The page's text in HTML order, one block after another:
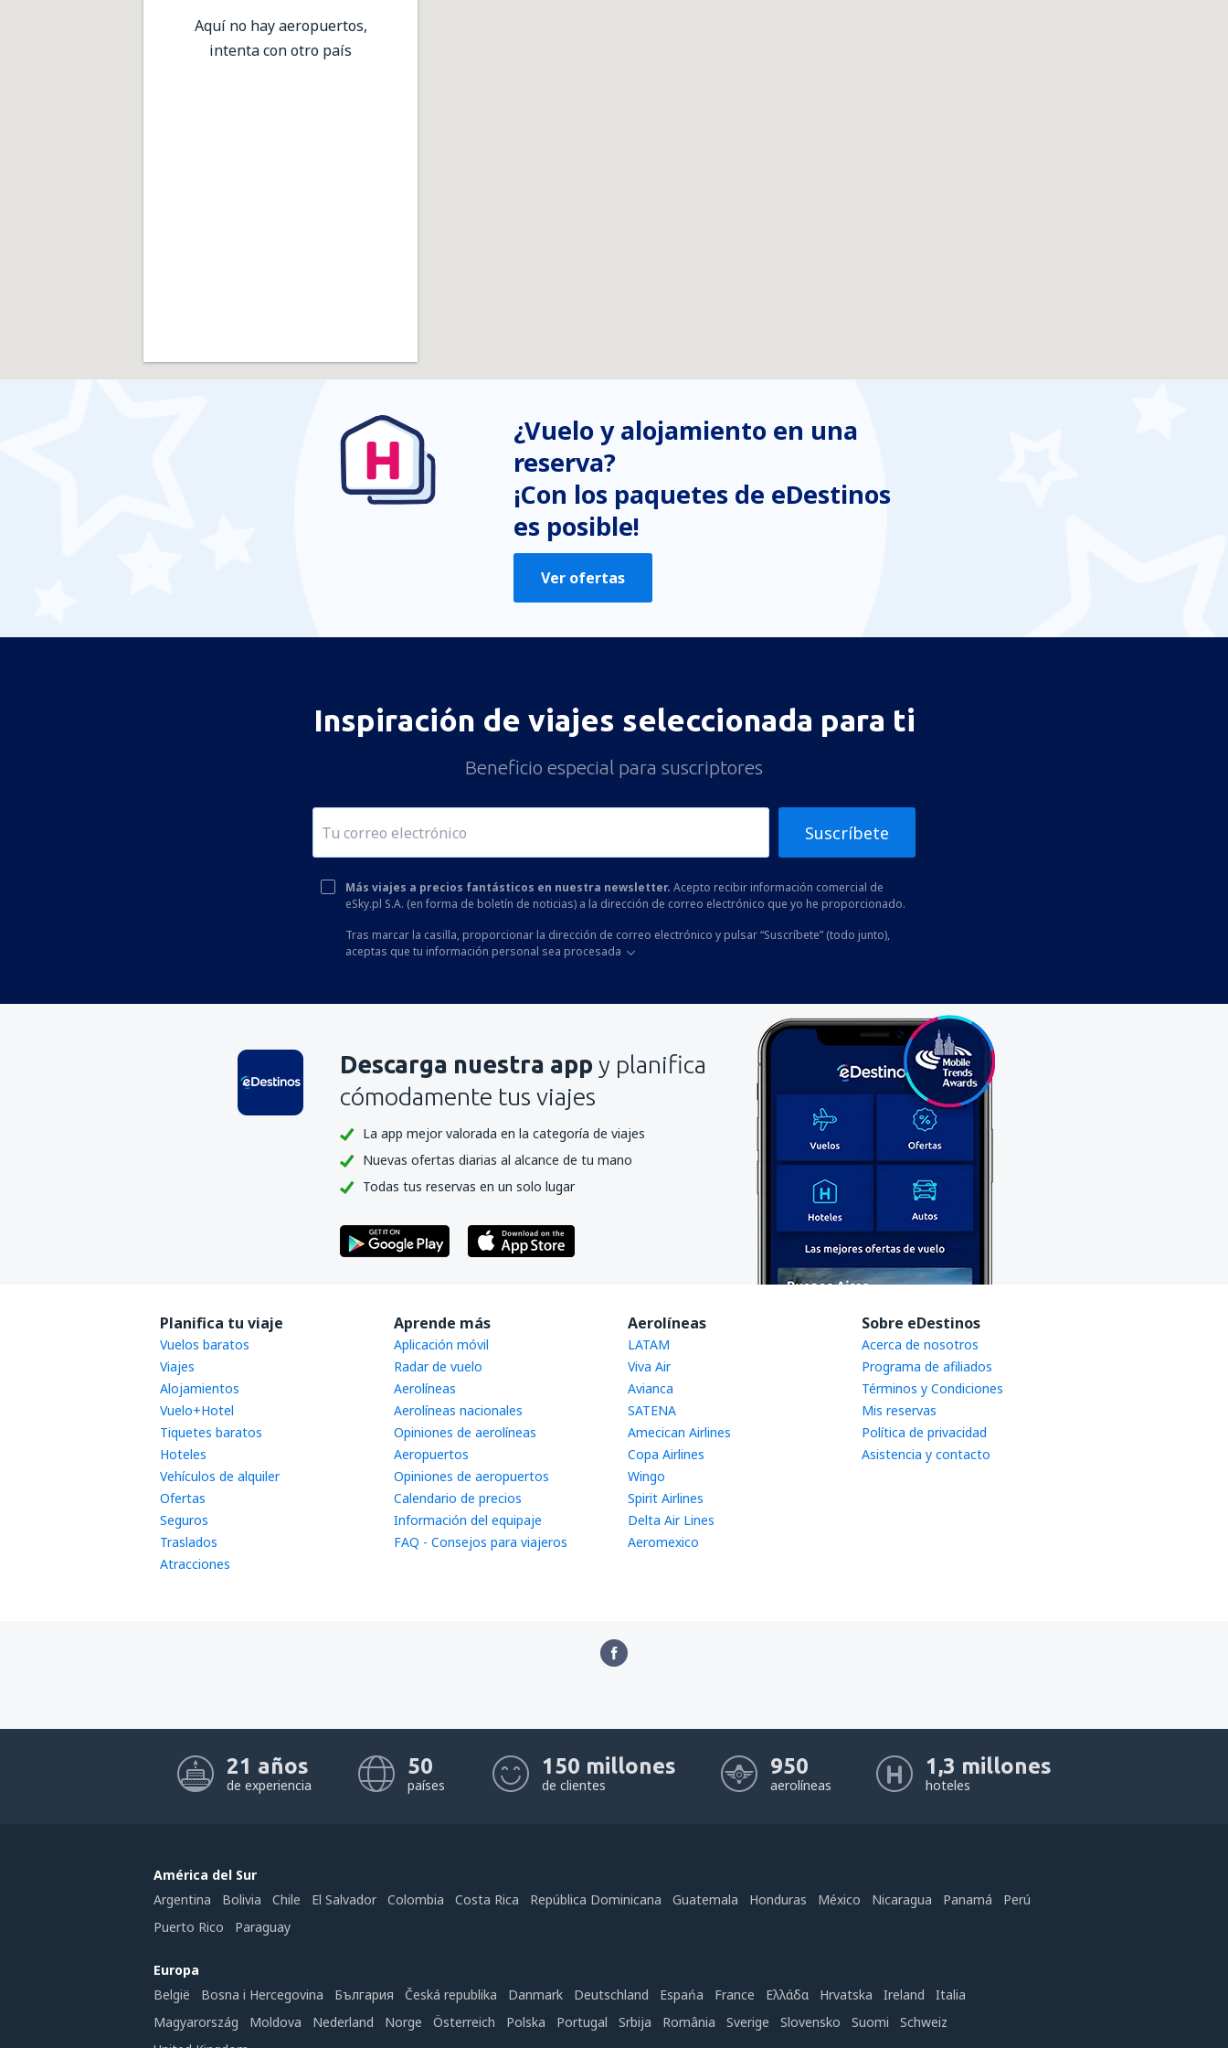
Aquí no hay aeropuertos,
intenta con otro país
¿Vuelo y alojamiento en una
reserva?
¡Con los paquetes de eDestinos
es posible!
Ver ofertas
Inspiración de viajes seleccionada para ti
Beneficio especial para suscriptores
Suscríbete
Más viajes a precios fantásticos en nuestra newsletter. Acepto recibir información comercial de
eSky.pl S.A. (en forma de boletín de noticias) a la dirección de correo electrónico que yo he proporcionado.
Tras marcar la casilla, proporcionar la dirección de correo electrónico y pulsar “Suscríbete” (todo junto),
aceptas que tu información personal sea procesada
Descarga nuestra app y planifica
cómodamente tus viajes
La app mejor valorada en la categoría de viajes
Nuevas ofertas diarias al alcance de tu mano
Todas tus reservas en un solo lugar
Planifica tu viaje
Vuelos baratos
Viajes
Alojamientos
Vuelo+Hotel
Tiquetes baratos
Hoteles
Vehículos de alquiler
Ofertas
Seguros
Traslados
Atracciones
Aprende más
Aplicación móvil
Radar de vuelo
Aerolíneas
Aerolíneas nacionales
Opiniones de aerolíneas
Aeropuertos
Opiniones de aeropuertos
Calendario de precios
Información del equipaje
FAQ - Consejos para viajeros
Aerolíneas
LATAM
Viva Air
Avianca
SATENA
Amecican Airlines
Copa Airlines
Wingo
Spirit Airlines
Delta Air Lines
Aeromexico
Sobre eDestinos
Acerca de nosotros
Programa de afiliados
Términos y Condiciones
Mis reservas
Política de privacidad
Asistencia y contacto
21 años
de experiencia
50
países
150 millones
de clientes
950
aerolíneas
1,3 millones
hoteles
América del Sur
Argentina
Bolivia Chile El Salvador Colombia Costa Rica República Dominicana Guatemala Honduras México Nicaragua Panamá
Perú
Puerto Rico
Paraguay
Europa
België
Bosna i Hercegovina България Česká republika Danmark Deutschland Espańa France Ελλάδα Hrvatska Ireland
Italia
Magyarország
Moldova Nederland Norge Österreich Polska Portugal Srbija România Sverige Slovensko Suomi
Schweiz